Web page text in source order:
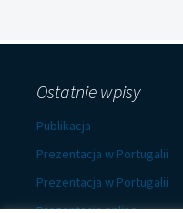
Ostatnie wpisy
Publikacja
Prezentacja w Portugalii
Prezentacja w Portugalii